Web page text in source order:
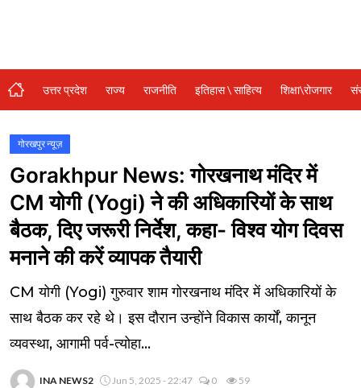
विशेष स्टोरी
अजब गजब
नई दिल्ली
कृषि
टेक्नोलॉजी / बिजनेस
खेल
वायरल न्यूज़
उत्तर प्रदेश राज्य राजनीति इतिहास \ साहित्य शिक्षा\रोजगार
गोरखपुर न्यूज़
Gorakhpur News: गोरखनाथ मंदिर में
CM योगी (Yogi) ने की अधिकारियों के साथ
बैठक, दिए जरूरी निर्देश, कहा- विश्व योग दिवस
मनाने की करें व्यापक तैयारी
CM योगी (Yogi) गुरुवार शाम गोरखनाथ मंदिर में अधिकारियों के
साथ बैठक कर रहे थे। इस दौरान उन्होंने विकास कार्यों, कानून
व्यवस्था, आगामी पर्व-त्योहा...
INA NEWS2 Jun 5, 2025 - 22:47 0 59